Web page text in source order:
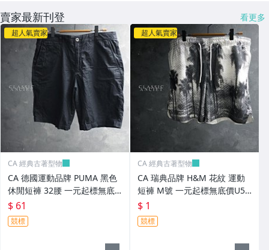
賣家最新刊登 看更多
超人氣賣家
CA 經典古著型物
CA 德國運動品牌 PUMA 黑色
休閒短褲 32腰 一元起標無底
價U568
$ 61
競標
超人氣賣家
CA 經典古著型物
CA 瑞典品牌 H&M 花紋 運動
短褲 M號 一元起標無底價U56
9
$ 1
競標